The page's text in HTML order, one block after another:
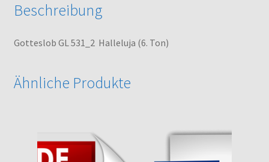
Beschreibung
Gotteslob GL 531_2 Halleluja (6. Ton)
Ähnliche Produkte